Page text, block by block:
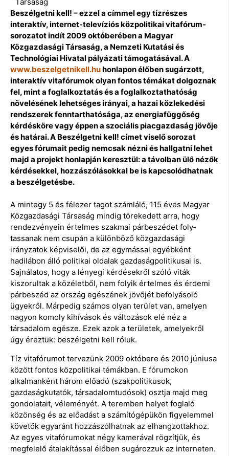
Beszélgetni kell! – ezzel a címmel egy tízrészes
interaktív, internet-televíziós közpolitikai vita­fórum-
sorozatot indít 2009 októberében a Magyar
Közgazdasági Társaság, a Nemzeti Kuta­tási és
Technológiai Hivatal pályázati támogatásával. A
www.beszelgetnikell.huhonlapon élőben sugárzott,
interaktív vitafórumok olyan fontos témákat dolgoznak
fel, mint a foglal­koztatás és a foglalkoztathatóság
növelésének lehetséges irányai, a hazai közlekedési
rend­szerek fenntarthatósága, az energiafüggőség
kérdésköre vagy éppen a szociális piacgazdaság jövője
és határai. A Beszélgetni kell! címet viselő sorozat
egyes fórumait pedig nemcsak nézni és hallgatni lehet
majd a projekt honlapján keresztül: a távolban ülő nézők
kérdésekkel, hozzászólásokkal be is kapcsolódhatnak
a beszélgetésbe.
A mintegy 5 és félezer tagot számláló, 115 éves Magyar
Közgazdasági Társaság mindig törekedett arra, hogy
rendezvényein értelmes szakmai párbeszédet foly­
tassanak nem csupán a különböző közgazdasági
irányzatok képviselői, de az egymással egyébként
hadilábon álló politikai oldalak gazdaságpolitikusai is.
Sajnálatos, hogy a lényegi kérdésekről szóló viták
kiszorultak a közéletből, nem folyik értelmes és érdemi
párbeszéd az ország egészének jövőjét befolyásoló
ügyekről. Márpedig számos olyan terület van, amelyen
nagyon komoly kihívások és változások elé néz a
társadalom egésze. Ezek azok a területek, amelyekről
úgy éreztük: beszélgetni kell róluk.
Tíz vitafórumot tervezünk 2009 októbere és 2010 júniusa
között fontos közpolitikai témákban. E fórumokon
alkalmanként három előadó (szakpolitikusok,
gazdaságkutatók, társadalomtudósok) osztja majd meg
gondolatait, véleményét. A teremben helyet foglaló
közönség és az előadást a számítógépükön figyelemmel
követők egyaránt hozzászólhatnak az elhangzottakhoz.
Az egyes vitafórumokat négy kamerával rögzítjük, és
megfelelő átala­kítással élőben sugározzuk az interneten.